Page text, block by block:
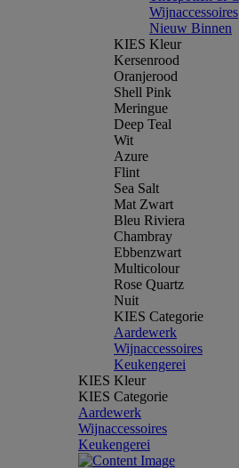
Wijnaccessoires
Nieuw Binnen
KIES Kleur
Kersenrood
Oranjerood
Shell Pink
Meringue
Deep Teal
Wit
Azure
Flint
Sea Salt
Mat Zwart
Bleu Riviera
Chambray
Ebbenzwart
Multicolour
Rose Quartz
Nuit
KIES Categorie
Aardewerk
Wijnaccessoires
Keukengerei
KIES Kleur
KIES Categorie
Aardewerk
Wijnaccessoires
Keukengerei